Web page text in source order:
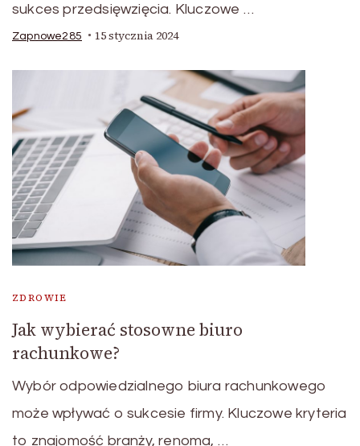
sukces przedsięwzięcia. Kluczowe …
Zapnowe285 15 stycznia 2024
ZDROWIE
Jak wybierać stosowne biuro
rachunkowe?
Wybór odpowiedzialnego biura rachunkowego
może wpływać o sukcesie firmy. Kluczowe kryteria
to znajomość branży, renoma, …